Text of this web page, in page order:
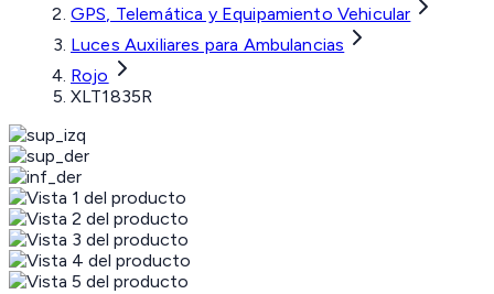
GPS, Telemática y Equipamiento Vehicular
Luces Auxiliares para Ambulancias
Rojo
XLT1835R